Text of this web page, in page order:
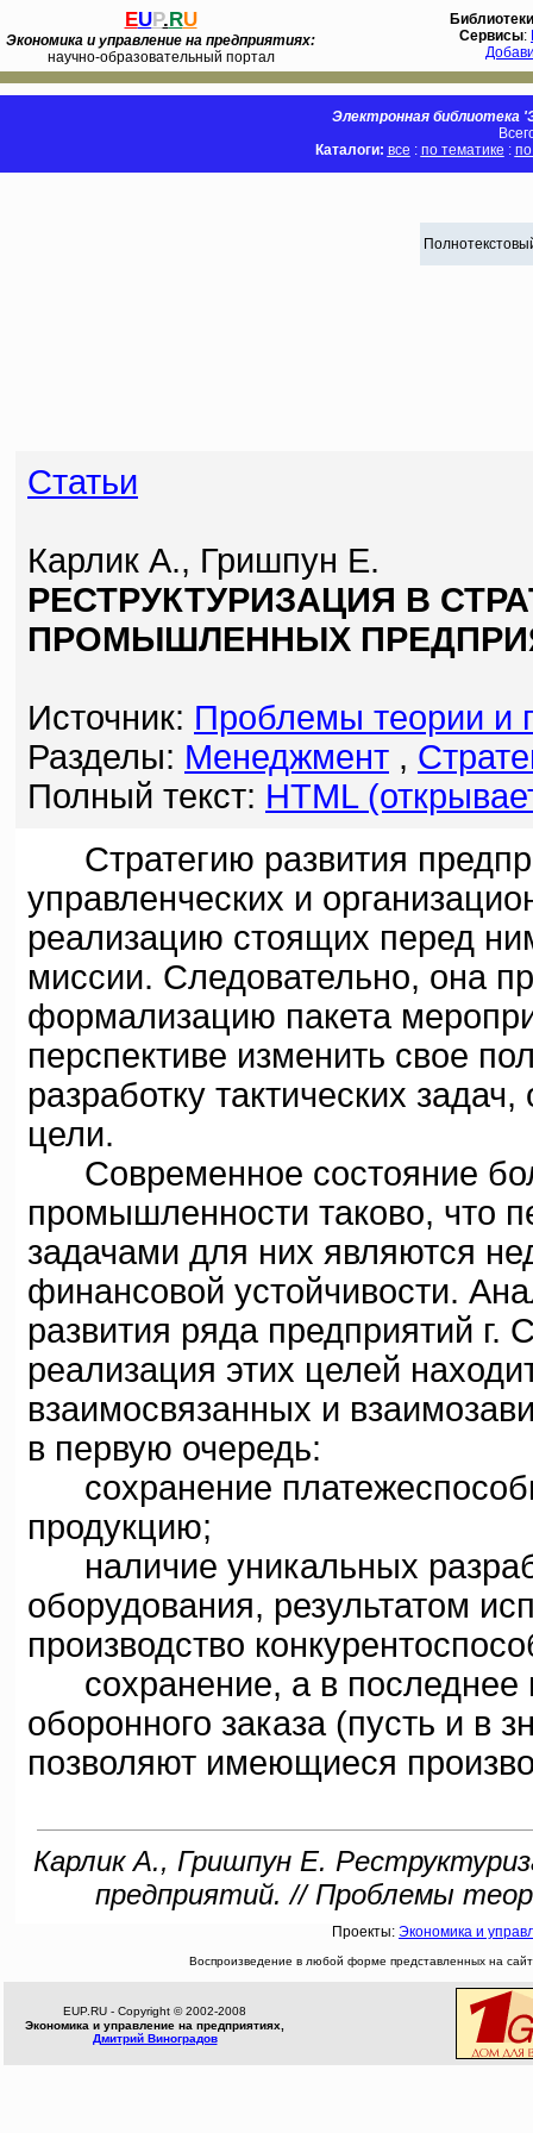
EUP.RU
Экономика и управление на предприятиях:
научно-образовательный портал
Библиотеки
Сервисы:
Электронная библиотека
Каталоги: все : по тематике :
Статьи
Карлик А., Гришпун Е.
РЕСТРУКТУРИЗАЦИЯ В
ПРОМЫШЛЕННЫХ
Источник: Проблемы теории и
Разделы: Менеджмент ,
Полный текст: HTML
Стратегию развития
управленческих и
реализацию стоящих перед
миссии. Следовательно, она
формализацию пакета
перспективе изменить свое
разработку тактических
цели.
Современное состояние
промышленности таково, что
задачами для них являются
финансовой устойчивости.
развития ряда предприятий г.
реализация этих целей
взаимосвязанных и
в первую очередь:
сохранение
продукцию;
наличие уникальных
оборудования, результатом
производство
сохранение, а в последнее
оборонного заказа (пусть и в
позволяют имеющиеся
Карлик А., Гришпун Е.
предприятий. // Проблемы
Проекты: Экономика и
Воспроизведение в любой форме представленных на
EUP.RU - Copyright © 2002-2008
Экономика и управление на предприятиях,
Дмитрий Виноградов